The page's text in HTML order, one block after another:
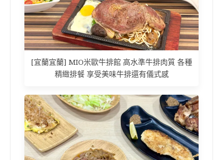
[宜蘭宜蘭] MIO米歐牛排館 高水準牛排肉質 各種
精緻排餐 享受美味牛排還有儀式感